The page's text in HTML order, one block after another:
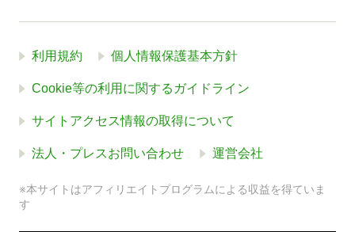
利用規約 個人情報保護基本方針
Cookie等の利用に関するガイドライン
サイトアクセス情報の取得について
法人・プレスお問い合わせ 運営会社
※本サイトはアフィリエイトプログラムによる収益を得ていま
す